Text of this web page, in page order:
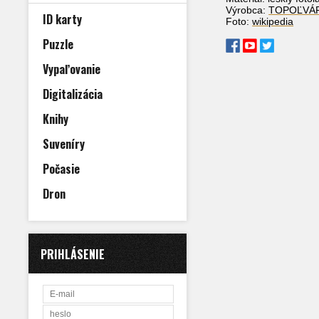
ID karty
Puzzle
Vypaľovanie
Digitalizácia
Knihy
Suveníry
Počasie
Dron
PRIHLÁSENIE
Výrobca:
Foto:wikipedia